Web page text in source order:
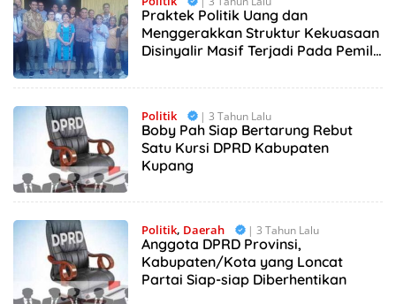
Praktek Politik Uang dan
Menggerakkan Struktur Kekuasaan
Disinyalir Masif Terjadi Pada Pemilu
Politik | 3 Tahun Lalu
Boby Pah Siap Bertarung Rebut
Satu Kursi DPRD Kabupaten
Kupang
Politik, Daerah | 3 Tahun Lalu
Anggota DPRD Provinsi,
Kabupaten/Kota yang Loncat
Partai Siap-siap Diberhentikan